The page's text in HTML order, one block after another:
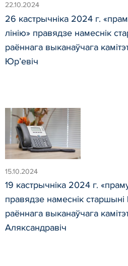
22.10.2024
26 кастрычніка 2024 г.
лінію» правядзе намеснік
раённага выканаўчага
Юр’евіч
15.10.2024
19 кастрычніка 2024 г.
правядзе намеснік
раённага выканаўчага
Аляксандравіч